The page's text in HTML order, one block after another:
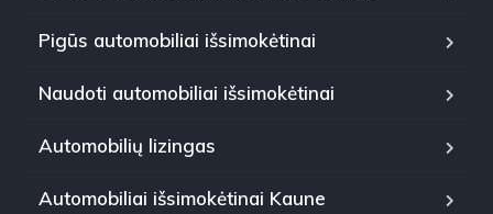
Pigūs automobiliai išsimokėtinai
Naudoti automobiliai išsimokėtinai
Automobilių lizingas
Automobiliai išsimokėtinai Kaune